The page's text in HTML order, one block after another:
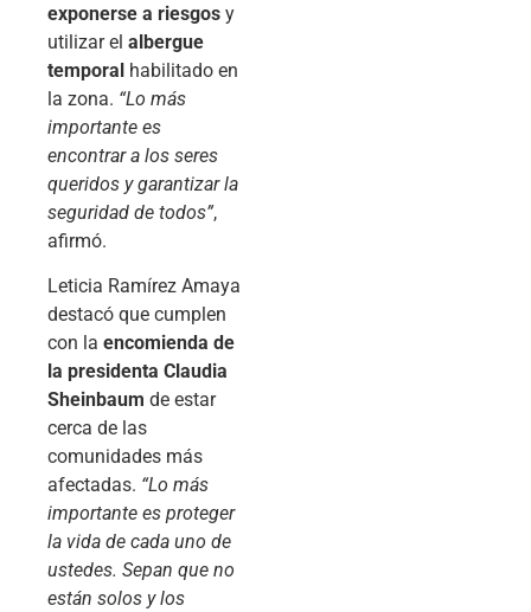
exponerse a riesgos y
utilizar el albergue
temporal habilitado en
la zona. “Lo más
importante es
encontrar a los seres
queridos y garantizar la
seguridad de todos”,
afirmó.
Leticia Ramírez Amaya
destacó que cumplen
con la encomienda de
la presidenta Claudia
Sheinbaum de estar
cerca de las
comunidades más
afectadas. “Lo más
importante es proteger
la vida de cada uno de
ustedes. Sepan que no
están solos y los